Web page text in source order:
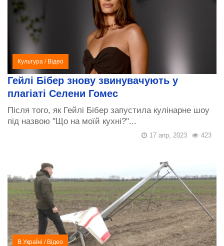
Культура / Відео
Гейлі Бібер знову звинувачують у
плагіаті Селени Гомес
Після того, як Гейлі Бібер запустила кулінарне шоу
під назвою "Що на моїй кухні?"...
423
17 апр, 2023
В УкраЇні / Відео